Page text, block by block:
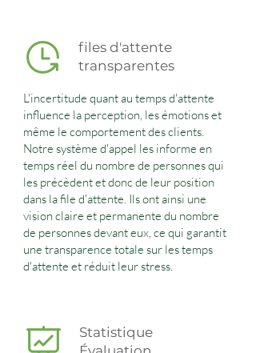
files d'attente
transparentes
L'incertitude quant au temps d'attente
influence la perception, les émotions et
même le comportement des clients.
Notre système d'appel les informe en
temps réel du nombre de personnes qui
les précèdent et donc de leur position
dans la file d'attente. Ils ont ainsi une
vision claire et permanente du nombre
de personnes devant eux, ce qui garantit
une transparence totale sur les temps
d'attente et réduit leur stress.
Statistique